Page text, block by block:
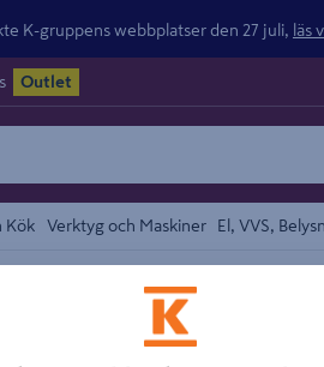
K-gruppens webbplatser den 27 juli, läs
Outlet
Kök Verktyg och Maskiner El, VVS,